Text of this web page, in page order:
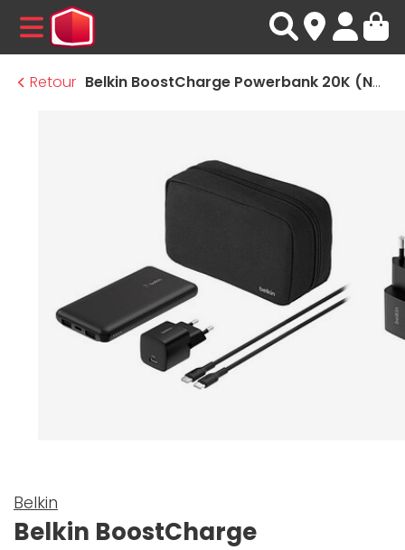
MENU
Retour
Belkin BoostCharge Powerbank 20K (Noir)
Belkin
Belkin BoostCharge